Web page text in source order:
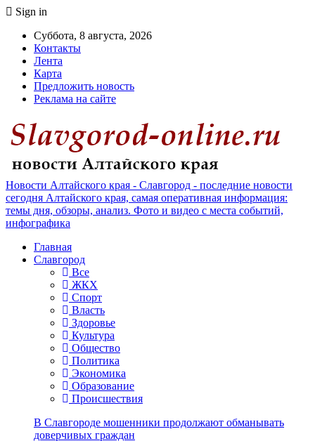
Sign in
Суббота, 8 августа, 2026
Контакты
Лента
Карта
Предложить новость
Реклама на сайте
Новости Алтайского края - Славгород - последние новости
сегодня Алтайского края, самая оперативная информация:
темы дня, обзоры, анализ. Фото и видео с места событий,
инфографика
Главная
Славгород
Все
ЖКХ
Спорт
Власть
Здоровье
Культура
Общество
Политика
Экономика
Образование
Происшествия
В Славгороде мошенники продолжают обманывать
доверчивых граждан